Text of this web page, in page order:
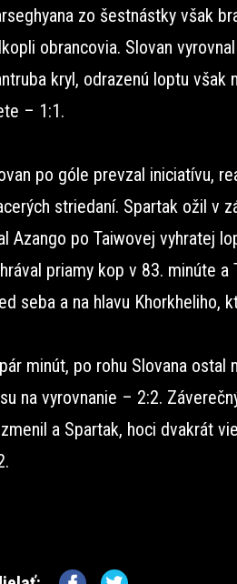
zo šestnástky však
obrancovia. Slovan
kryl, odrazenú loptu však
– 1:1.
po góle prevzal iniciatívu,
striedaní. Spartak ožil v
Azango po Taiwovej vyhratej
priamy kop v 83. minúte
seba a na hlavu Khorkheliho,
minút, po rohu Slovana
na vyrovnanie – 2:2.
a Spartak, hoci dvakrát